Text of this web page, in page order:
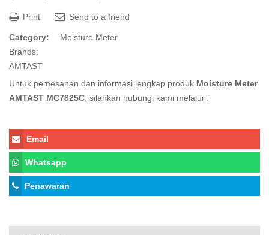
Print Send to a friend
Category:
Moisture Meter
Brands:
AMTAST
Untuk pemesanan dan informasi lengkap produk Moisture Meter
AMTAST MC7825C , silahkan hubungi kami melalui :
Email
Whatsapp
Penawaran